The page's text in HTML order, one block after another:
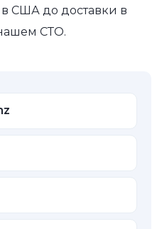
США до доставки в
СТО.